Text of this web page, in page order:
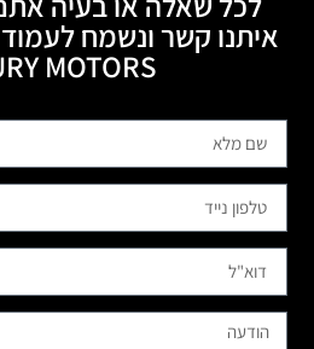
איתנו קשר ונשמח
MOTORS.